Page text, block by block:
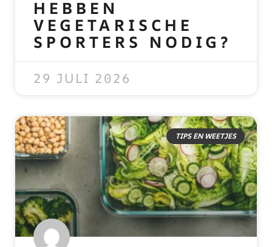
HEBBEN
VEGETARISCHE
SPORTERS NODIG?
29 JULI 2026
TIPS EN WEETJES